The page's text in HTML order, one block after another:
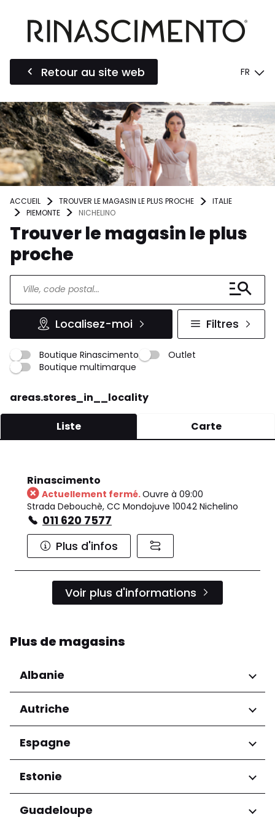
Retour au site web FR
ACCUEIL TROUVER LE MAGASIN LE PLUS PROCHE
ITALIE
PIEMONTE
NICHELINO
Trouver le magasin le plus
proche
Localisez-moi Filtres
Boutique Rinascimento
Outlet
Boutique multimarque
areas.stores_in__locality
Liste Carte
Rinascimento
Actuellement fermé.Ouvre à 09:00
Strada Debouchè, CC Mondojuve 10042 Nichelino
011 620 7577
Plus d'infos
Voir plus d'informations
Plus de magasins
Albanie
Régions
Préfecture de Tirana
Autriche
Régions
Niederösterreich
Salzburg
Wien
Espagne
Régions
Andalucía
Estonie
Régions
Guadeloupe